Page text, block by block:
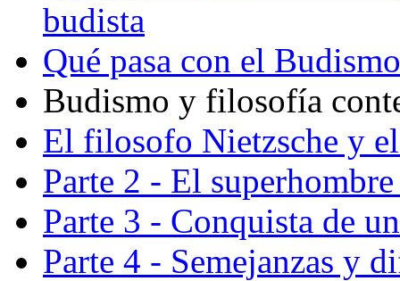
budista
Qué pasa con el
Budismo y filosofía
El filosofo Nietzsche y
Parte 2 - El
Parte 3 - Conquista de
Parte 4 - Semejanzas y